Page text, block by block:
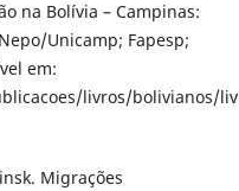
na Bolívia – Campinas:
Unicamp; Fapesp;
em:
livros/bolivianos/
Migrações